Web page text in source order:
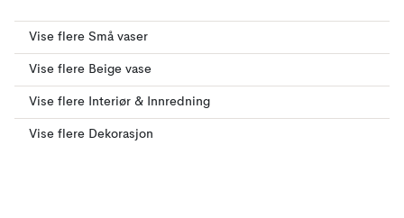
Vise flere Små vaser
Vise flere Beige vase
Vise flere Interiør & Innredning
Vise flere Dekorasjon